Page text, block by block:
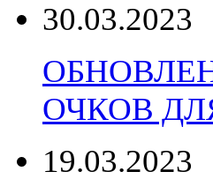
30.03.2023
ОЧКОВ
19.03.2023